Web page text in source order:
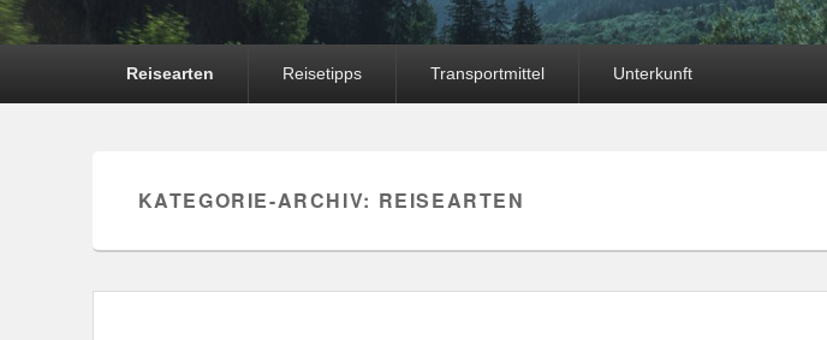
Reisearten Reisetipps Transportmittel Unterkunft
KATEGORIE-ARCHIV: REISEARTEN